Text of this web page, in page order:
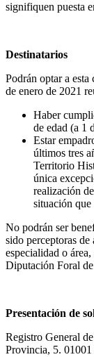
signifiquen puesta
Destinatarios
Podrán optar a esta
de enero de 2021
Haber
de edad (a 1
Estar
últimos tres
Territorio
única
realización
situación que
No podrán ser
sido perceptoras
especialidad o
Diputación Foral
Presentación de
Registro General
Provincia, 5.